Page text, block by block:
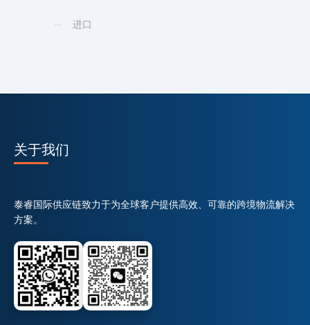
进口
关于我们
泰睿国际供应链致力于为全球客户提供高效、可靠的跨境物流解决
方案。